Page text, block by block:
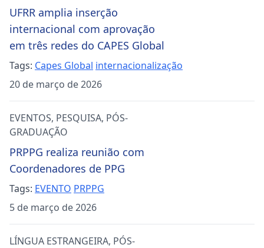
UFRR amplia inserção
internacional com aprovação
em três redes do CAPES Global
Tags: Capes Global internacionalização
20 de março de 2026
EVENTOS, PESQUISA, PÓS-
GRADUAÇÃO
PRPPG realiza reunião com
Coordenadores de PPG
Tags: EVENTO PRPPG
5 de março de 2026
LÍNGUA ESTRANGEIRA, PÓS-